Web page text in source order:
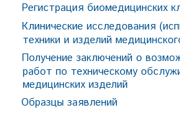
Регистрация биомедицинских
Клинические исследования
техники и изделий
Получение заключений о
работ по техническому
медицинских изделий
Образцы заявлений